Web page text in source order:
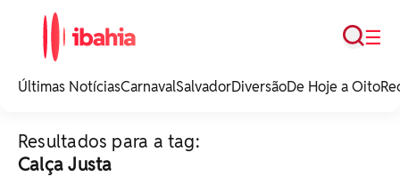
noticias e
☰
Busca
Últimas NotíciasCarnavalSalvadorDiversãoDe Hoje a Oito
Resultados para a tag:
Calça Justa